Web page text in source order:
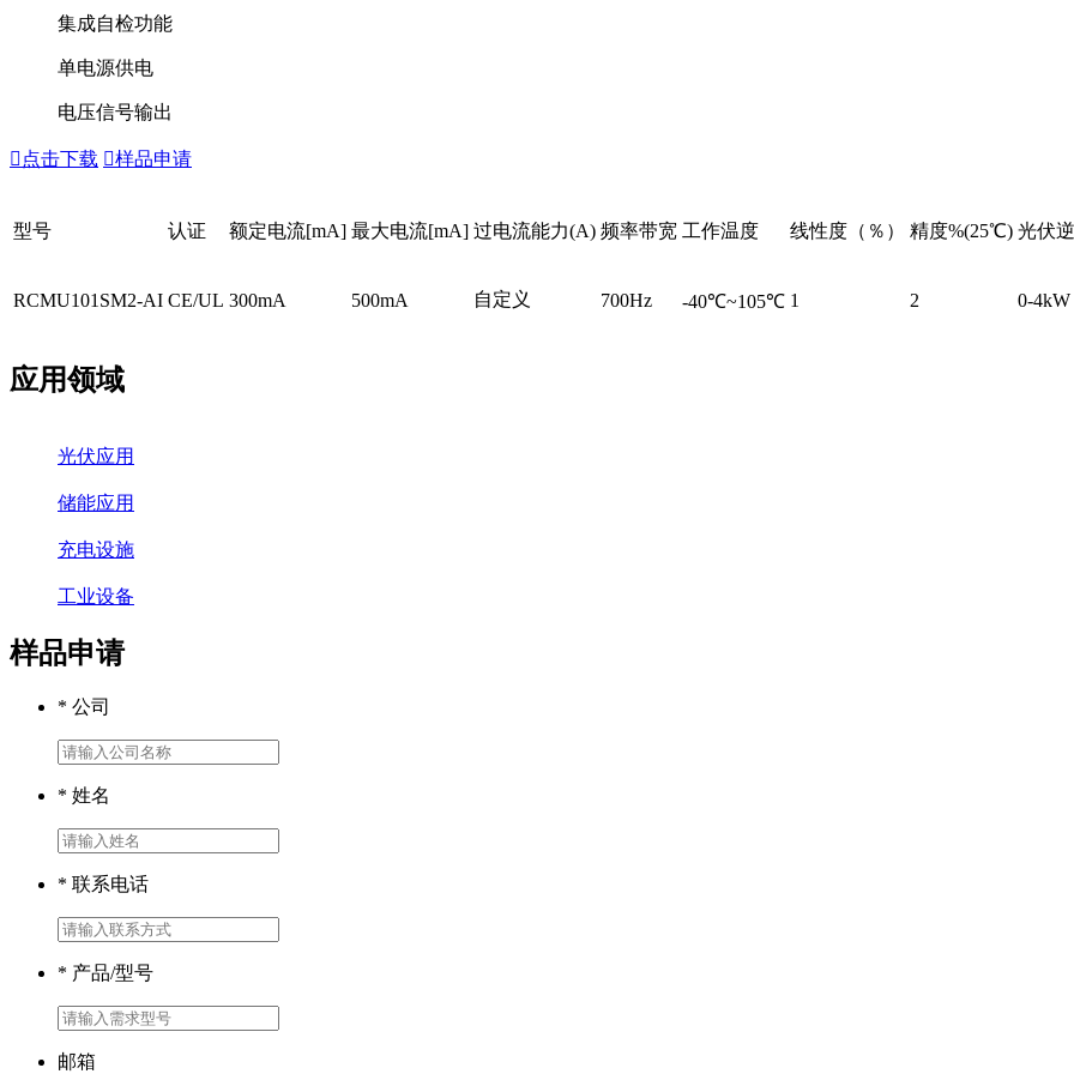
集成自检功能
单电源供电
电压信号输出
 点击下载 样品申请
型号 认证 额定电流[mA] 最大电流[mA] 过电流能力(A) 频率带宽 工作温度 线性度（％） 精度%(25℃) 光伏
RCMU101SM2-AI CE/UL 300mA 500mA 自定义 700Hz -40℃~105℃ 1 2 0-4kW
应用领域
光伏应用
储能应用
充电设施
工业设备
样品申请
* 公司
* 姓名
* 联系电话
* 产品/型号
邮箱